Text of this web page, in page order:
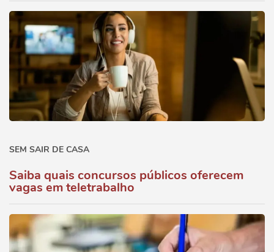
SEM SAIR DE CASA
Saiba quais concursos públicos oferecem
vagas em teletrabalho